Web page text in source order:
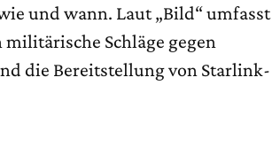
und wann. Laut „Bild“ umfasst
Schläge gegen
die Bereitstellung von Starlink-